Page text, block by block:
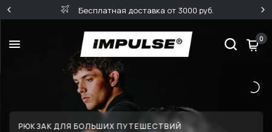
Бесплатная доставка от 3000 руб.
0
РЮКЗАК ДЛЯ БОЛЬШИХ ПУТЕШЕСТВИЙ